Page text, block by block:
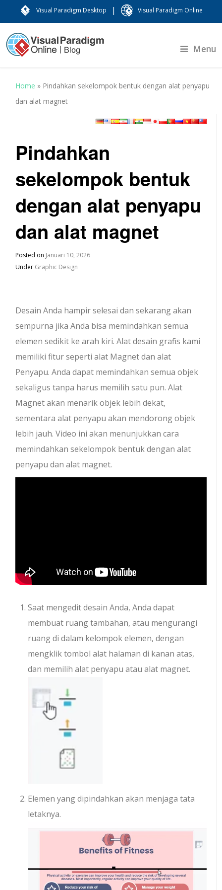
Visual Paradigm Desktop | Visual Paradigm Online
Menu
Home » Pindahkan sekelompok bentuk dengan alat penyapu
dan alat magnet
Pindahkan
sekelompok bentuk
dengan alat penyapu
dan alat magnet
Posted on Januari 10, 2026
Under Graphic Design
Desain Anda hampir selesai dan sekarang akan
sempurna jika Anda bisa memindahkan semua
elemen sedikit ke arah kiri. Alat desain grafis kami
memiliki fitur seperti alat Magnet dan alat
Penyapu. Anda dapat memindahkan semua objek
sekaligus tanpa harus memilih satu pun. Alat
Magnet akan menarik objek lebih dekat,
sementara alat penyapu akan mendorong objek
lebih jauh. Video ini akan menunjukkan cara
memindahkan sekelompok bentuk dengan alat
penyapu dan alat magnet.
Saat mengedit desain Anda, Anda dapat
membuat ruang tambahan, atau mengurangi
ruang di dalam kelompok elemen, dengan
mengklik tombol alat halaman di kanan atas,
dan memilih alat penyapu atau alat magnet.
Elemen yang dipindahkan akan menjaga tata
letaknya.